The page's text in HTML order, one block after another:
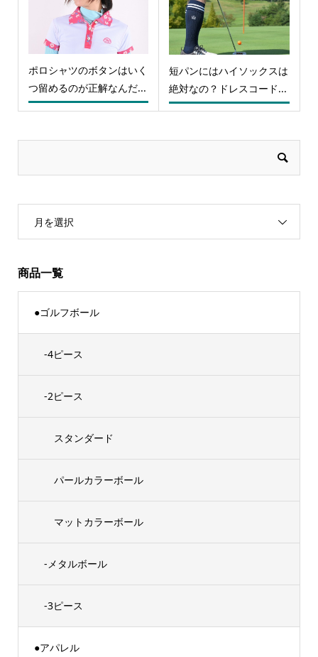
ポロシャツのボタンはいく
つ留めるのが正解なんだ...
短パンにはハイソックスは
絶対なの？ドレスコード...
月を選択
商品一覧
●ゴルフボール
-4ピース
-2ピース
スタンダード
パールカラーボール
マットカラーボール
-メタルボール
-3ピース
●アパレル